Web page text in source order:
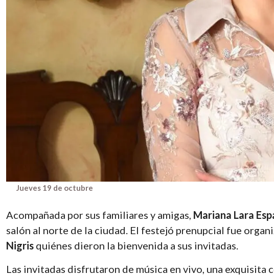
Jueves 19 de octubre
Acompañada por sus familiares y amigas, Mariana Lara
salón al norte de la ciudad. El festejó prenupcial fue
Nigris quiénes dieron la bienvenida a sus invitadas.
Las invitadas disfrutaron de música en vivo, una